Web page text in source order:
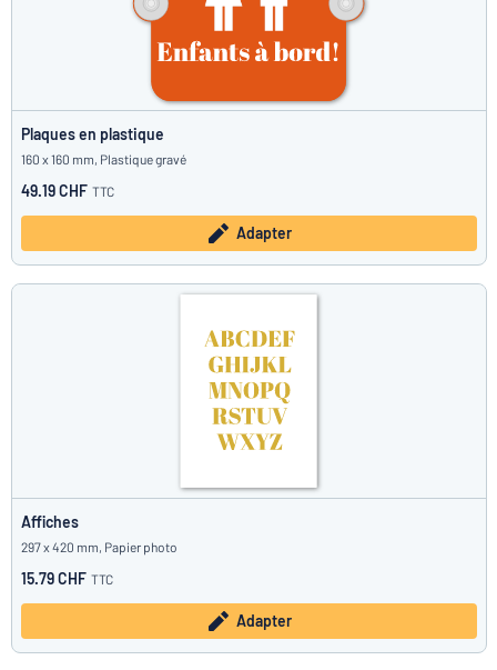
Plaques en plastique
160 x 160 mm, Plastique gravé
49.19 CHF TTC
Adapter
Affiches
297 x 420 mm, Papier photo
15.79 CHF TTC
Adapter